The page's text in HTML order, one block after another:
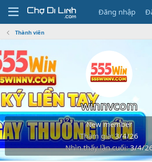
Đăng nhập
Thành viên
winnvcom
New member
Tham gia 3/4/26
Nhìn thấy lần cuối 3/4/